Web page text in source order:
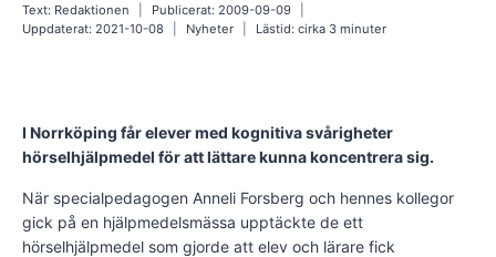
Text: Redaktionen Publicerat: 2009-09-09
Uppdaterat: 2021-10-08 Nyheter Lästid: cirka 3minuter
I Norrköping får elever med kognitiva svårigheter
hörselhjälpmedel för att lättare kunna koncentrera sig.
När specialpedagogen An­neli Forsberg och hennes kollegor
gick på en hjälpmedelsmässa upptäckte de ett
hörselhjälpmedel som gjorde att elev och lärare fick